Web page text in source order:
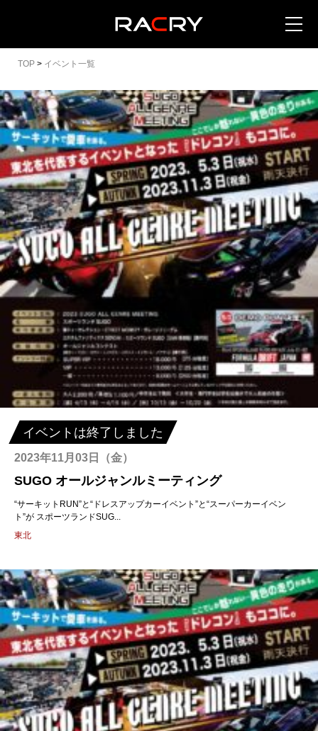
カートを見る (0)
イベントを地域から探す
イベントを日程から探す
全てのイベントを見る
主催者様向けサービス
イベントレポート
ショート動画
新規会員登録
ログイン
TOP > イベント一覧
イベントは終了しました
2023年11月03日（金）
SUGO オールジャンルミーティング
“サーキットRUN”と“ドレスアップカーイベント”と“スーパーカーイベン
ト”が スポーツランドSUG...
東北